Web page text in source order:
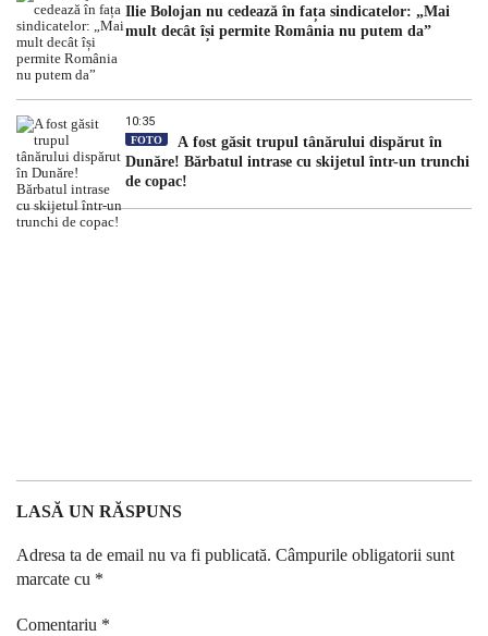
Ilie Bolojan nu cedează în fața sindicatelor: „Mai
mult decât își permite România nu putem da”
10:35
FOTO
A fost găsit trupul tânărului dispărut în
Dunăre! Bărbatul intrase cu skijetul într-un trunchi
de copac!
LASĂ UN RĂSPUNS
Adresa ta de email nu va fi publicată. Câmpurile obligatorii sunt
marcate cu *
Comentariu *